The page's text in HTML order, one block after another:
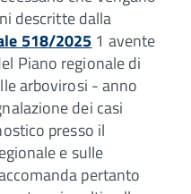
descritte dalla
518/2025 1 avente
Piano regionale di
arbovirosi - anno
dei casi
presso il
e sulle
pertanto